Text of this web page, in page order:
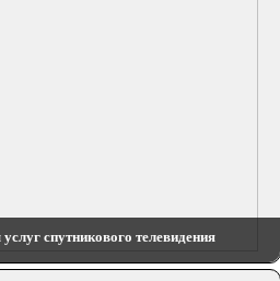
спутникового телевидения